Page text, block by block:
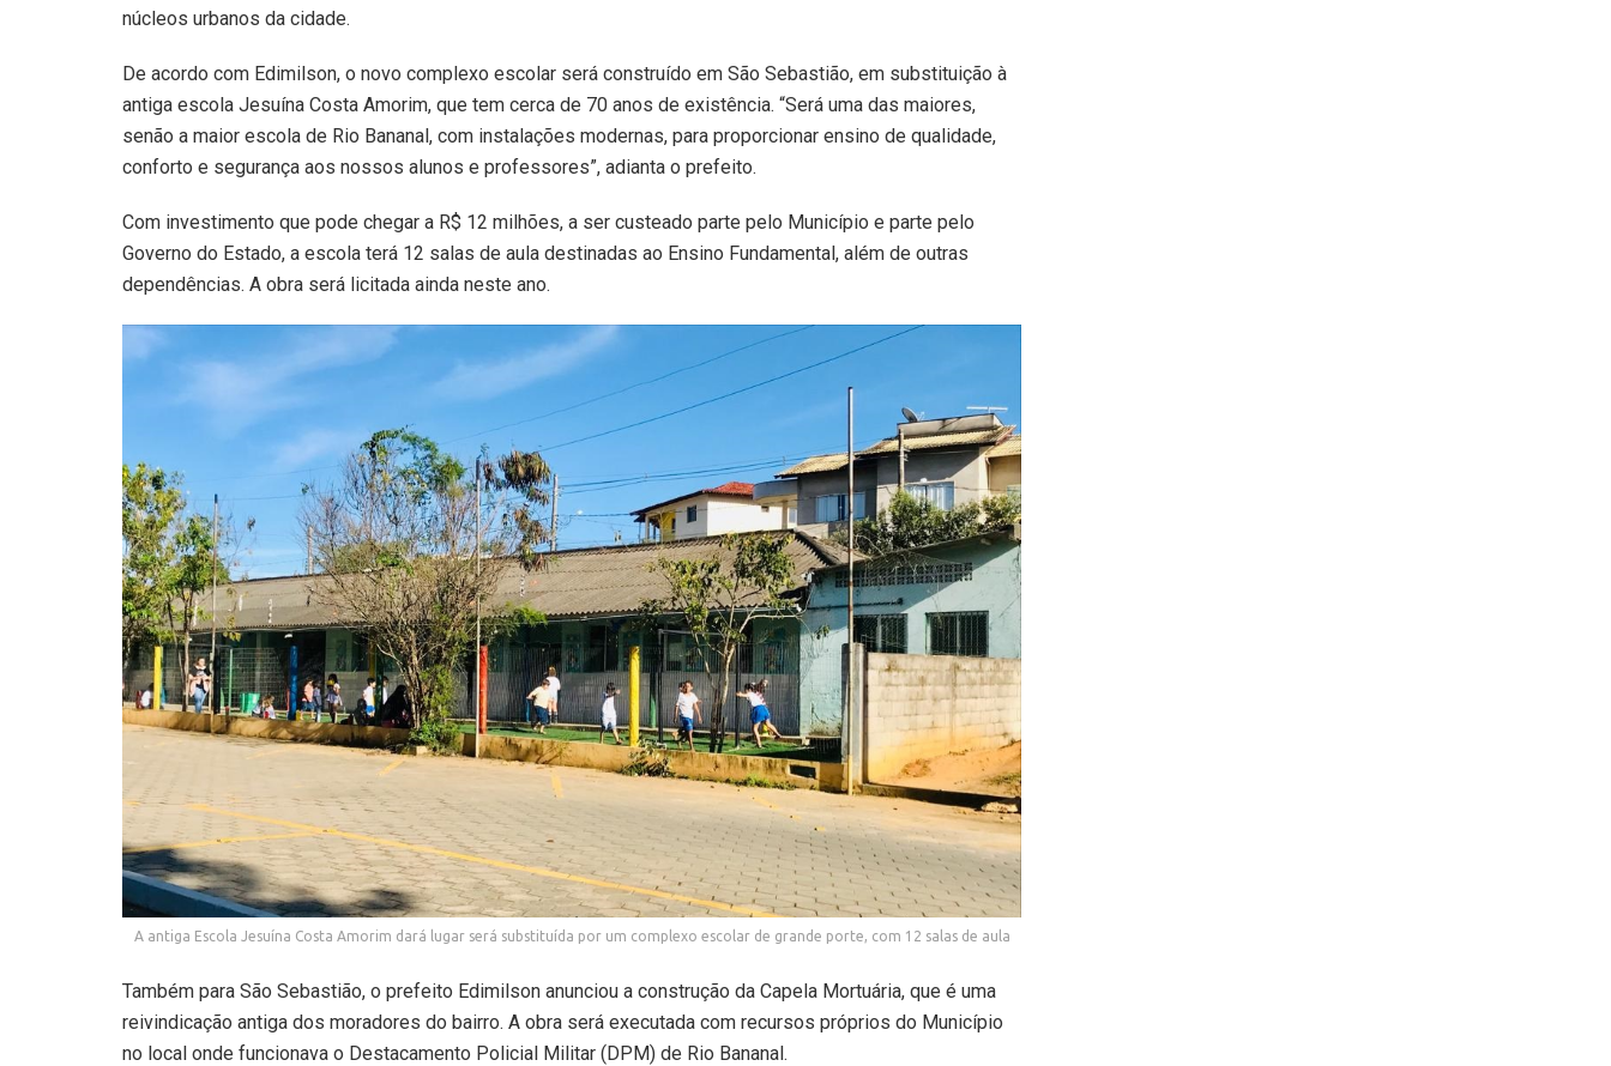
núcleos urbanos da cidade.
De acordo com Edimilson, o novo complexo escolar será construído em São Sebastião, em substituição à
antiga escola Jesuína Costa Amorim, que tem cerca de 70 anos de existência. “Será uma das maiores,
senão a maior escola de Rio Bananal, com instalações modernas, para proporcionar ensino de qualidade,
conforto e segurança aos nossos alunos e professores”, adianta o prefeito.
Com investimento que pode chegar a R$ 12 milhões, a ser custeado parte pelo Município e parte pelo
Governo do Estado, a escola terá 12 salas de aula destinadas ao Ensino Fundamental, além de outras
dependências. A obra será licitada ainda neste ano.
A antiga Escola Jesuína Costa Amorim dará lugar será substituída por um complexo escolar de grande porte, com 12 salas de aula
Também para São Sebastião, o prefeito Edimilson anunciou a construção da Capela Mortuária, que é uma
reivindicação antiga dos moradores do bairro. A obra será executada com recursos próprios do Município
no local onde funcionava o Destacamento Policial Militar (DPM) de Rio Bananal.